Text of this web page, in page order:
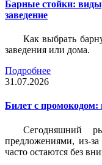
Барные стойки:
заведение
Как выбрать
заведения или дома.
Подробнее
31.07.2026
Билет c промокодом:
Сегодняшний
предложениями, из-
часто остаются без